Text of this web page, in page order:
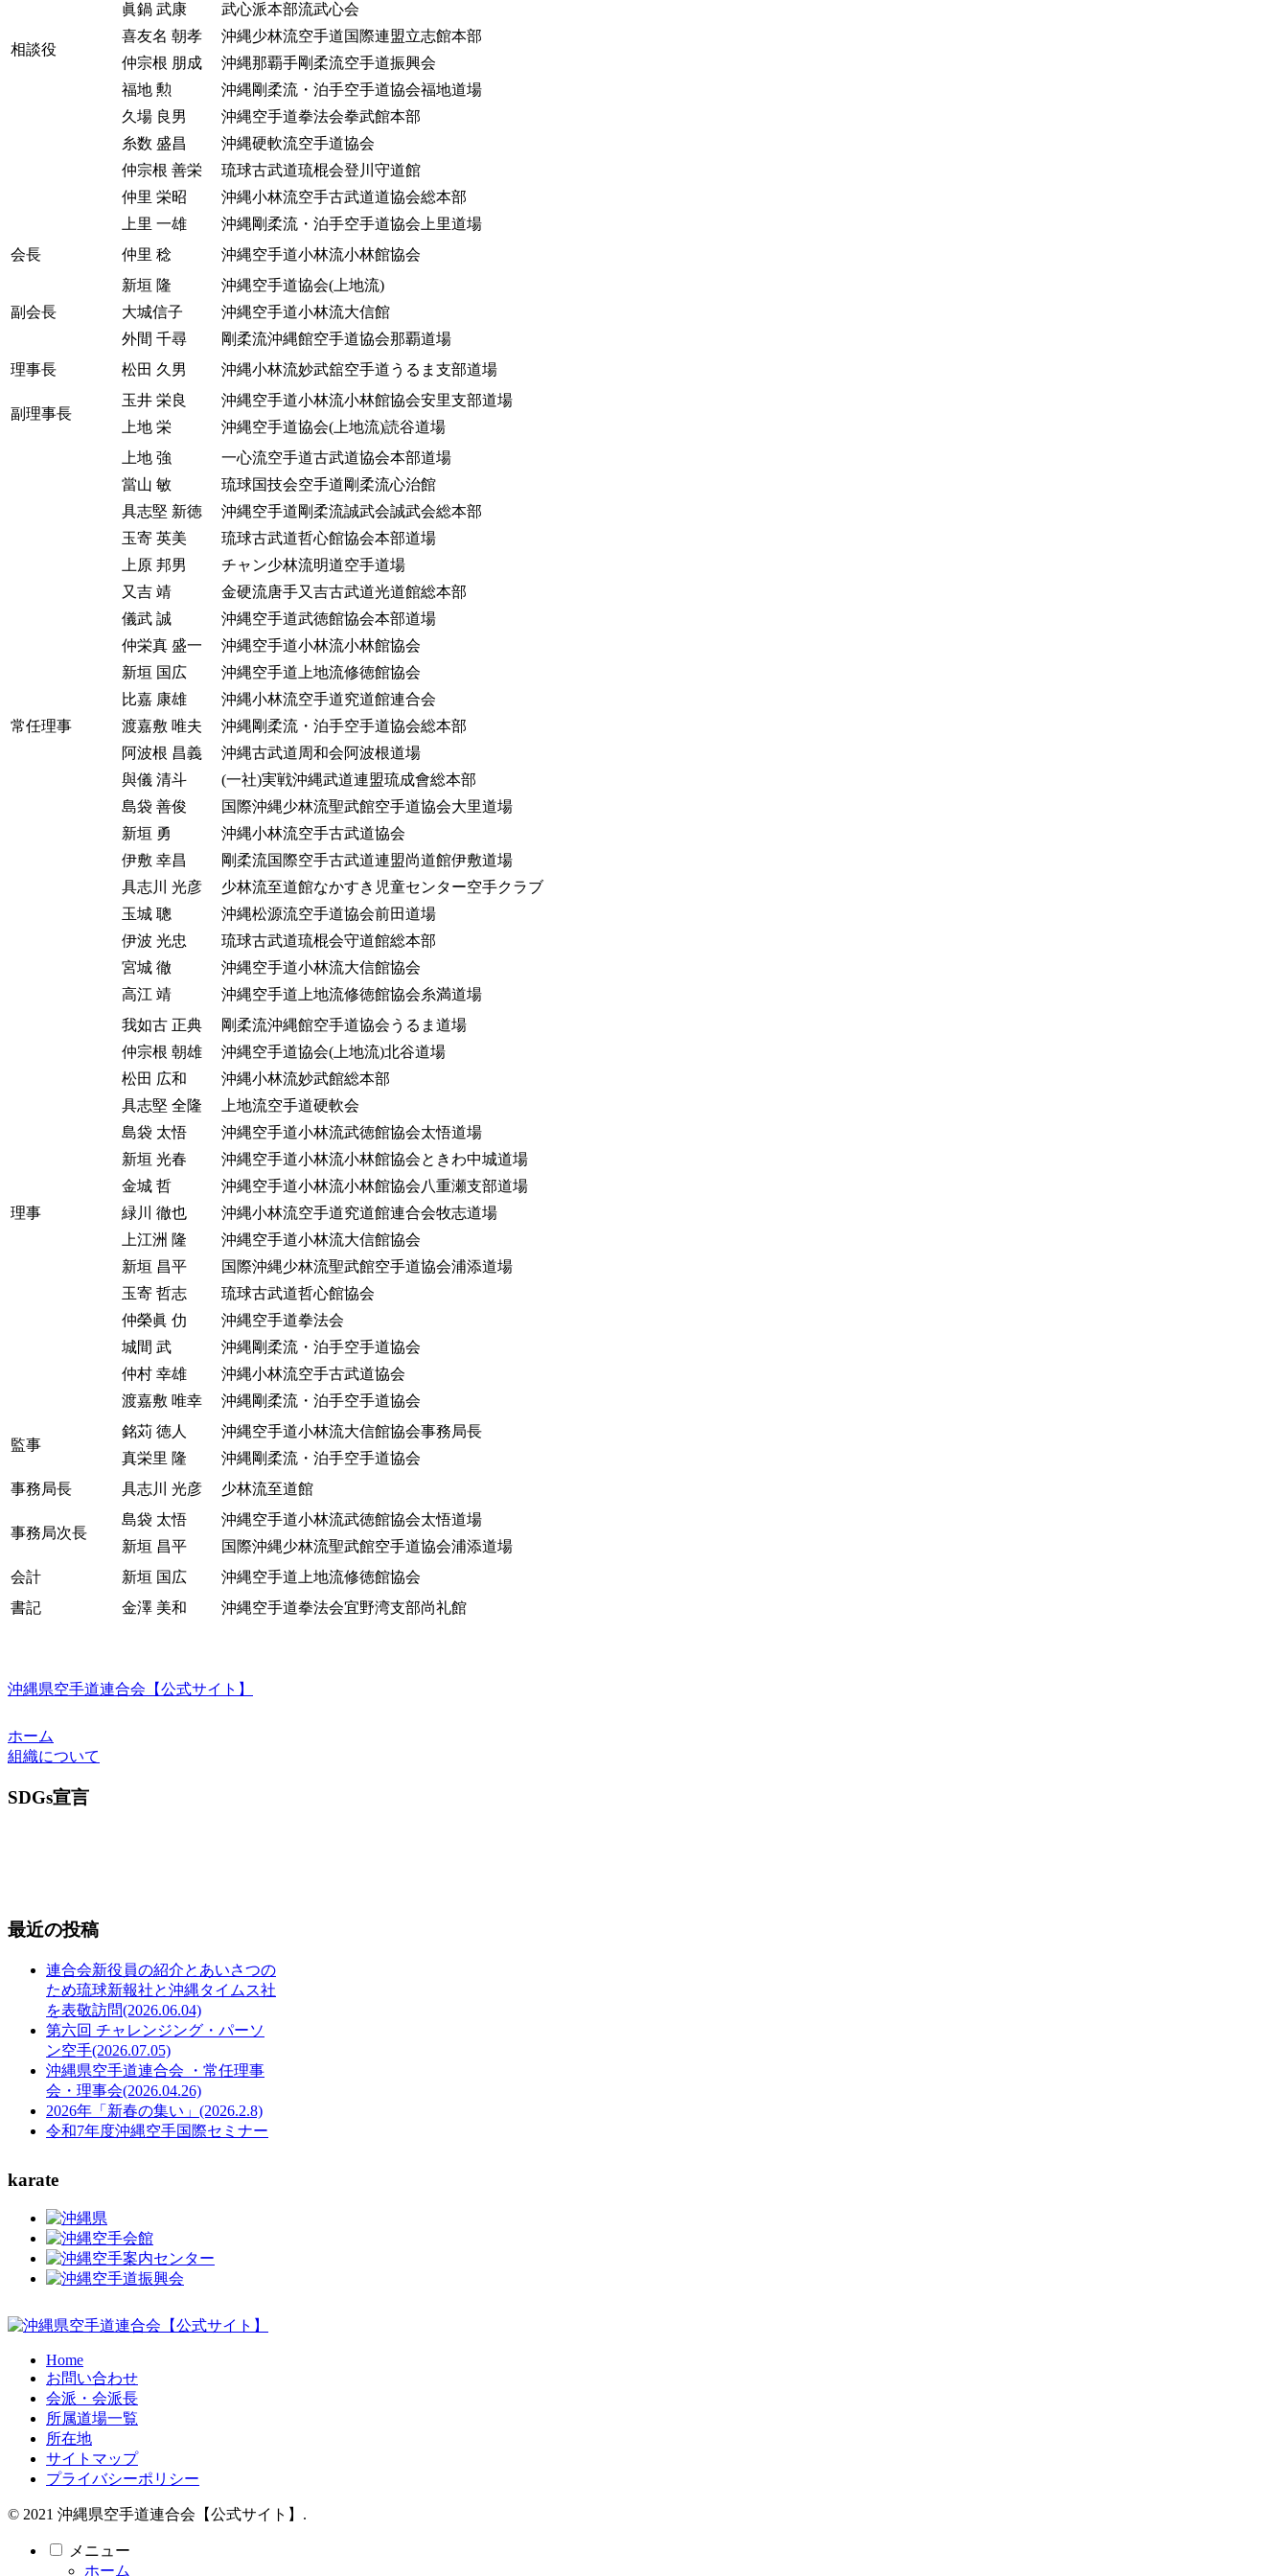
相談役
眞鍋 武康
喜友名 朝孝
仲宗根 朋成
福地 勲
久場 良男
糸数 盛昌
仲宗根 善栄
仲里 栄昭
上里 一雄
武心派本部流武心会
沖縄少林流空手道国際連盟立志館本部
沖縄那覇手剛柔流空手道振興会
沖縄剛柔流・泊手空手道協会福地道場
沖縄空手道拳法会拳武館本部
沖縄硬軟流空手道協会
琉球古武道琉棍会登川守道館
沖縄小林流空手古武道道協会総本部
沖縄剛柔流・泊手空手道協会上里道場
会長
仲里 稔 沖縄空手道小林流小林館協会
副会長
新垣 隆
大城信子
外間 千尋
沖縄空手道協会(上地流)
沖縄空手道小林流大信館
剛柔流沖縄館空手道協会那覇道場
理事長
松田 久男 沖縄小林流妙武舘空手道うるま支部道場
副理事長
玉井 栄良
上地 栄
沖縄空手道小林流小林館協会安里支部道場
沖縄空手道協会(上地流)読谷道場
常任理事
上地 強
當山 敏
具志堅 新徳
玉寄 英美
上原 邦男
又吉 靖
儀武 誠
仲栄真 盛一
新垣 国広
比嘉 康雄
渡嘉敷 唯夫
阿波根 昌義
與儀 清斗
島袋 善俊
新垣 勇
伊敷 幸昌
具志川 光彦
玉城 聰
伊波 光忠
宮城 徹
高江 靖
一心流空手道古武道協会本部道場
琉球国技会空手道剛柔流心治館
沖縄空手道剛柔流誠武会誠武会総本部
琉球古武道哲心館協会本部道場
チャン少林流明道空手道場
金硬流唐手又吉古武道光道館総本部
沖縄空手道武徳館協会本部道場
沖縄空手道小林流小林館協会
沖縄空手道上地流修徳館協会
沖縄小林流空手道究道館連合会
沖縄剛柔流・泊手空手道協会総本部
沖縄古武道周和会阿波根道場
(一社)実戦沖縄武道連盟琉成會総本部
国際沖縄少林流聖武館空手道協会大里道場
沖縄小林流空手古武道協会
剛柔流国際空手古武道連盟尚道館伊敷道場
少林流至道館なかすき児童センター空手クラブ
沖縄松源流空手道協会前田道場
琉球古武道琉棍会守道館総本部
沖縄空手道小林流大信館協会
沖縄空手道上地流修徳館協会糸満道場
理事
我如古 正典
仲宗根 朝雄
松田 広和
具志堅 全隆
島袋 太悟
新垣 光春
金城 哲
緑川 徹也
上江洲 隆
新垣 昌平
玉寄 哲志
仲榮眞 仂
城間 武
仲村 幸雄
渡嘉敷 唯幸
剛柔流沖縄館空手道協会うるま道場
沖縄空手道協会(上地流)北谷道場
沖縄小林流妙武館総本部
上地流空手道硬軟会
沖縄空手道小林流武徳館協会太悟道場
沖縄空手道小林流小林館協会ときわ中城道場
沖縄空手道小林流小林館協会八重瀬支部道場
沖縄小林流空手道究道館連合会牧志道場
沖縄空手道小林流大信館協会
国際沖縄少林流聖武館空手道協会浦添道場
琉球古武道哲心館協会
沖縄空手道拳法会
沖縄剛柔流・泊手空手道協会
沖縄小林流空手古武道協会
沖縄剛柔流・泊手空手道協会
監事
銘苅 徳人
真栄里 隆
沖縄空手道小林流大信館協会事務局長
沖縄剛柔流・泊手空手道協会
事務局長
具志川 光彦 少林流至道館
事務局次長
島袋 太悟
新垣 昌平
沖縄空手道小林流武徳館協会太悟道場
国際沖縄少林流聖武館空手道協会浦添道場
会計
新垣 国広
沖縄空手道上地流修徳館協会
書記
金澤 美和 沖縄空手道拳法会宜野湾支部尚礼館
沖縄県空手道連合会【公式サイト】
ホーム
組織について
SDGs宣言
最近の投稿
連合会新役員の紹介とあいさつの
ため琉球新報社と沖縄タイムス社
を表敬訪問(2026.06.04)
第六回 チャレンジング・パーソ
ン空手(2026.07.05)
沖縄県空手道連合会 ・常任理事
会・理事会(2026.04.26)
2026年「新春の集い」(2026.2.8)
令和7年度沖縄空手国際セミナー
karate
Home
お問い合わせ
会派・会派長
所属道場一覧
所在地
サイトマップ
プライバシーポリシー
© 2021 沖縄県空手道連合会【公式サイト】.
メニュー
ホーム